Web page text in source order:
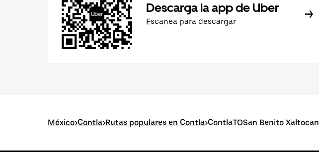
Descarga la app de Uber
Escanea para descargar
México>Contla>Rutas populares en Contla>ContlaTOSan Benito Xaltocan